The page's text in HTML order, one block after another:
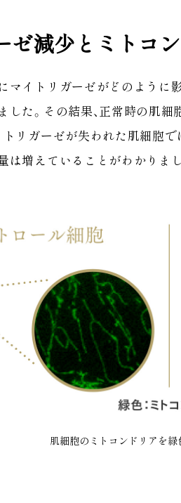
ゼ減少とミトコ
マイトリガーゼがどのように
した。その結果、正常時の肌
トリガーゼが失われた肌細胞
は増えていることがわかりまし
肌細胞のミトコンドリアを緑